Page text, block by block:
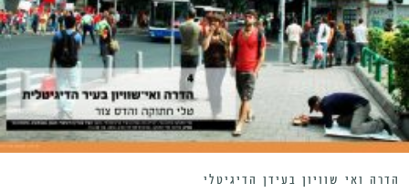
הדרה ואי שוויון בעידן הדיגיטלי